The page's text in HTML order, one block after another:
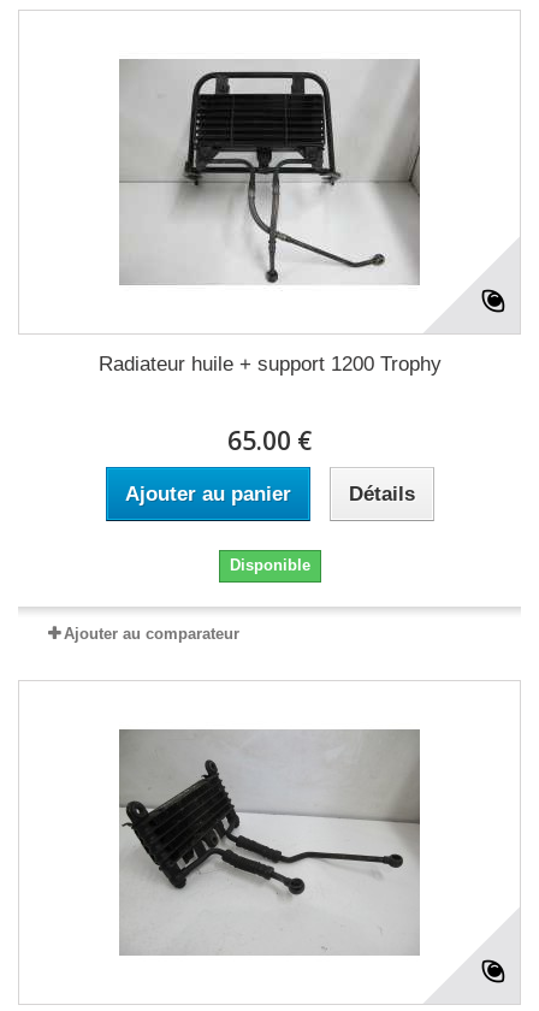
Radiateur huile + support 1200 Trophy
65.00 €
Ajouter au panier Détails
Disponible
Ajouter au comparateur